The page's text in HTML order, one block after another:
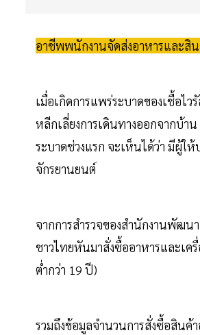
อาชีพพนักงานจัดส่งอาหารและสิ
เมื่อเกิดการแพร่ระบาดของเชื้อไ
หลีกเลี่ยงการเดินทางออกจากบ้า
ระบาดช่วงแรก จะเห็นได้ว่า มีผู้
จักรยานยนต์
จากการสำรวจของสำนักงานพัฒน
ชาวไทยหันมาสั่งซื้ออาหารและเค
ต่ำกว่า 19 ปี)
รวมถึงข้อมูลจำนวนการสั่งซื้อสิน